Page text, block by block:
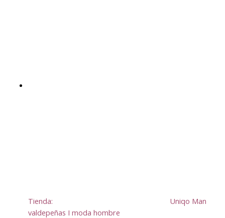
Tienda:
Uniqo Man
valdepeñas I moda hombre